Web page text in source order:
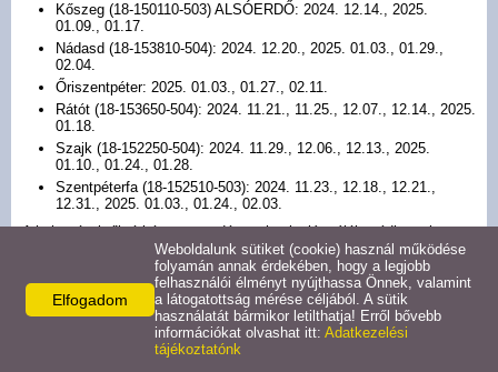
Közérdekű adatok
Civil szervezetek
Közművelődés
Turizmus
Látnivalók
Kőszeg (18-150110-503) ALSÓERDŐ: 2024. 12.14., 2025.
01.09., 01.17.
Nádasd (18-153810-504): 2024. 12.20., 2025. 01.03., 01.29.,
02.04.
Őriszentpéter: 2025. 01.03., 01.27., 02.11.
Rátót (18-153650-504): 2024. 11.21., 11.25., 12.07., 12.14., 2025.
01.18.
Szajk (18-152250-504): 2024. 11.29., 12.06., 12.13., 2025.
01.10., 01.24., 01.28.
Szentpéterfa (18-152510-503): 2024. 11.23., 12.18., 12.21.,
12.31., 2025. 01.03., 01.24., 02.03.
A helyszínekről térképen az erdészet honlapján tájékozódhatnak az
https://szherdeszet.hu/hirek/tarsas-vadaszatok.html
Vas vármegye 53 vadászterülete közül mindössze 6-ban gazdálkodik
Társaságunk. A többi vadászatra jogosult társas vadászatainak
időpontjairól a települési önkormányzatoknál lehet érdeklődni.
Elfogadom
Weboldalunk sütiket (cookie) használ működése
folyamán annak érdekében, hogy a legjobb
felhasználói élményt nyújthassa Önnek, valamint
a látogatottság mérése céljából. A sütik
használatát bármikor letilthatja! Erről bővebb
információkat olvashat itt: Adatkezelési
tájékoztatónk